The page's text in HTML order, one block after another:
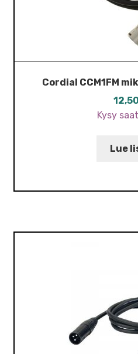
Cordial CCM1FM
12,50
Kysy
Lue